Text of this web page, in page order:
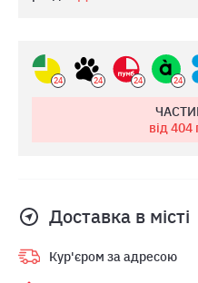
24 24 24 24
від 404
Доставка в місті
Кур'єром за адресою